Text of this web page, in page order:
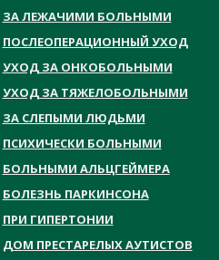
ЗА ЛЕЖАЧИМИ БОЛЬНЫМИ
ПОСЛЕОПЕРАЦИОННЫЙ УХОД
УХОД ЗА ОНКОБОЛЬНЫМИ
УХОД ЗА ТЯЖЕЛОБОЛЬНЫМИ
ЗА СЛЕПЫМИ ЛЮДЬМИ
ПСИХИЧЕСКИ БОЛЬНЫМИ
БОЛЬНЫМИ АЛЬЦГЕЙМЕРА
БОЛЕЗНЬ ПАРКИНСОНА
ПРИ ГИПЕРТОНИИ
ДОМ ПРЕСТАРЕЛЫХ АУТИСТОВ